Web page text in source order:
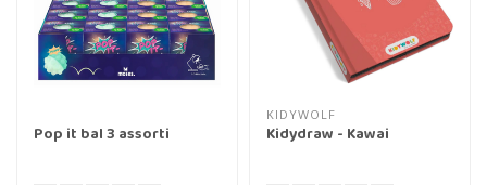
Pop it bal 3 assorti
KIDYWOLF
Kidydraw - Kawai